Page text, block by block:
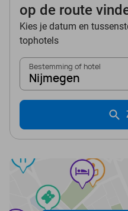
op de route
Kies je datum en
tophotels
Bestemming of hotel
Nijmegen